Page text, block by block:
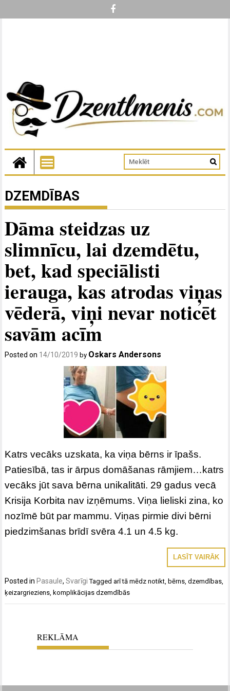
DZEMDĪBAS
Dāma steidzas uz
slimnīcu, lai dzemdētu,
bet, kad speciālisti
ierauga, kas atrodas viņas
vēderā, viņi nevar noticēt
savām acīm
Posted on 14/10/2019 by Oskars Andersons
Katrs vecāks uzskata, ka viņa bērns ir īpašs.
Patiesībā, tas ir ārpus domāšanas rāmjiem…katrs
vecāks jūt sava bērna unikalitāti. 29 gadus vecā
Krisija Korbita nav izņēmums. Viņa lieliski zina, ko
nozīmē būt par mammu. Viņas pirmie divi bērni
piedzimšanas brīdī svēra 4.1 un 4.5 kg.
LASĪT VAIRĀK
Posted in Pasaule,Svarīgi Taggedarī tā mēdz notikt, bērns,dzemdības,
ķeizargrieziens, komplikācijas dzemdībās
REKLĀMA